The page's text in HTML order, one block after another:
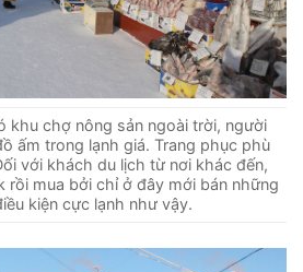
khu chợ nông sản ngoài trời, người
ấm trong lạnh giá. Trang phục phù
với khách du lịch từ nơi khác đến,
rồi mua bởi chỉ ở đây mới bán những
kiện cực lạnh như vậy.